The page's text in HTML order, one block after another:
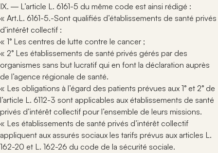
IX. ― L’article L. 6161-5 du même code est ainsi rédigé :
« Art.L. 6161-5.-Sont qualifiés d’établissements de santé privés
d’intérêt collectif :
« 1° Les centres de lutte contre le cancer ;
« 2° Les établissements de santé privés gérés par des
organismes sans but lucratif qui en font la déclaration auprès
de l’agence régionale de santé.
« Les obligations à l’égard des patients prévues aux 1° et 2° de
l’article L. 6112-3 sont applicables aux établissements de santé
privés d’intérêt collectif pour l’ensemble de leurs missions.
« Les établissements de santé privés d’intérêt collectif
appliquent aux assurés sociaux les tarifs prévus aux articles L.
162-20 et L. 162-26 du code de la sécurité sociale.